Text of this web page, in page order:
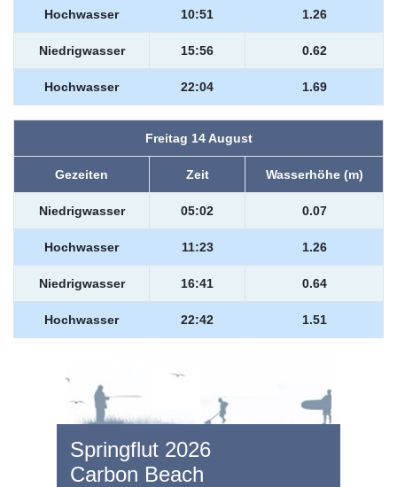
Hochwasser 10:51 1.26
Niedrigwasser 15:56 0.62
Hochwasser 22:04 1.69
Freitag 14 August
Gezeiten Zeit Wasserhöhe (m)
Niedrigwasser 05:02 0.07
Hochwasser 11:23 1.26
Niedrigwasser 16:41 0.64
Hochwasser 22:42 1.51
Springflut 2026
Carbon Beach